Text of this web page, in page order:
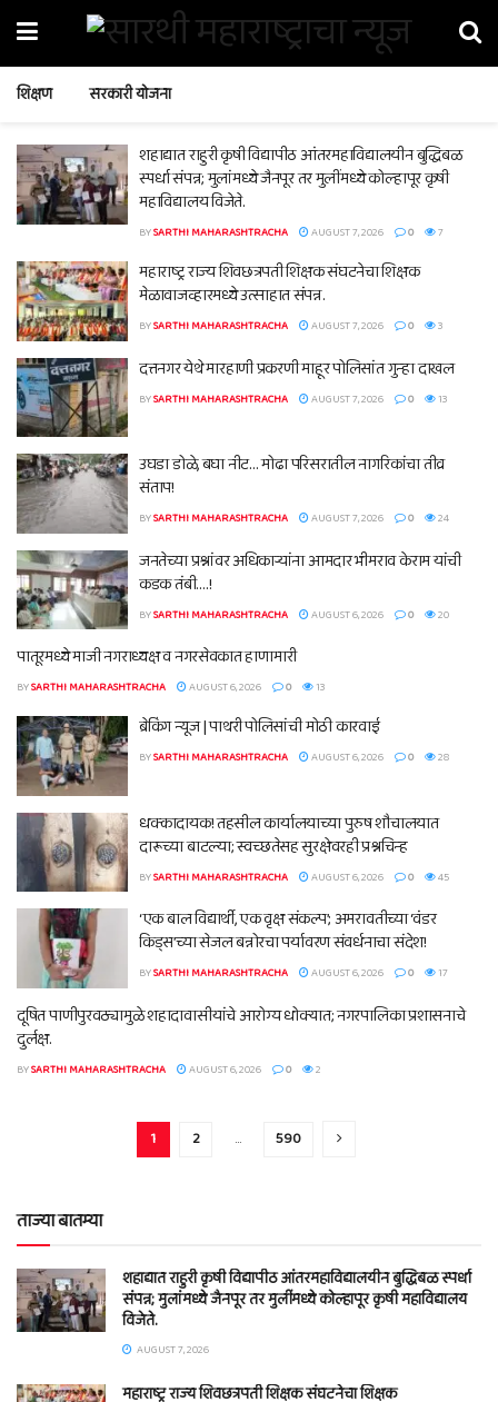
शिक्षण सरकारी योजना
शहाद्यात राहुरी कृषी विद्यापीठ आंतरमहाविद्यालयीन बुद्धिबळ
स्पर्धा संपन्न; मुलांमध्ये जैनपूर तर मुलींमध्ये कोल्हापूर कृषी
महाविद्यालय विजेते.
BYSARTHI MAHARASHTRACHA AUGUST 7, 2026 0 7
महाराष्ट्र राज्य शिवछत्रपती शिक्षक संघटनेचा शिक्षक
मेळावाजव्हारमध्ये उत्साहात संपन्न.
BYSARTHI MAHARASHTRACHA AUGUST 7, 2026 0 3
दत्तनगर येथे मारहाणी प्रकरणी माहूर पोलिसांत गुन्हा दाखल
BYSARTHI MAHARASHTRACHA AUGUST 7, 2026 0 13
उघडा डोळे, बघा नीट… मोढा परिसरातील नागरिकांचा तीव्र
संताप!
BYSARTHI MAHARASHTRACHA AUGUST 7, 2026 0 24
जनतेच्या प्रश्नांवर अधिकाऱ्यांना आमदार भीमराव केराम यांची
कडक तंबी….!
BYSARTHI MAHARASHTRACHA AUGUST 6, 2026 0 20
पातूरमध्ये माजी नगराध्यक्ष व नगरसेवकात हाणामारी
BYSARTHI MAHARASHTRACHA AUGUST 6, 2026 0 13
ब्रेकिंग न्यूज | पाथरी पोलिसांची मोठी कारवाई
BYSARTHI MAHARASHTRACHA AUGUST 6, 2026 0 28
धक्कादायक! तहसील कार्यालयाच्या पुरुष शौचालयात
दारूच्या बाटल्या; स्वच्छतेसह सुरक्षेवरही प्रश्नचिन्ह
BYSARTHI MAHARASHTRACHA AUGUST 6, 2026 0 45
‘एक बाल विद्यार्थी, एक वृक्ष संकल्प’; अमरावतीच्या ‘वंडर
किड्स’च्या सेजल बन्नोरचा पर्यावरण संवर्धनाचा संदेश!
BYSARTHI MAHARASHTRACHA AUGUST 6, 2026 0 17
दूषित पाणीपुरवठ्यामुळे शहादावासीयांचे आरोग्य धोक्यात; नगरपालिका प्रशासनाचे
दुर्लक्ष.
BYSARTHI MAHARASHTRACHA AUGUST 6, 2026 0 2
1 2 … 590
ताज्या बातम्या
शहाद्यात राहुरी कृषी विद्यापीठ आंतरमहाविद्यालयीन बुद्धिबळ स्पर्धा
संपन्न; मुलांमध्ये जैनपूर तर मुलींमध्ये कोल्हापूर कृषी महाविद्यालय
विजेते.
AUGUST 7, 2026
महाराष्ट्र राज्य शिवछत्रपती शिक्षक संघटनेचा शिक्षक